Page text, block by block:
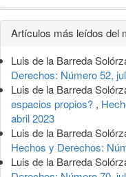
Detalles
del
artículo
Artículos más leídos del
Luis de la Barreda
Derechos: Número 52,
Luis de la Barreda
espacios propios? ,
abril 2023
Luis de la Barreda
Hechos y Derechos:
Luis de la Barreda